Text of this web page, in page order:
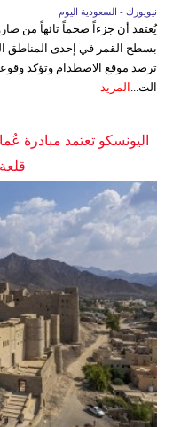
نيويورك - السعودية اليوم
بسطح القمر في إحدى المناطق
ترصد موقع الاصطدام وتؤكد
الت...
المزيد
اليونسكو تعتمد مبادرة